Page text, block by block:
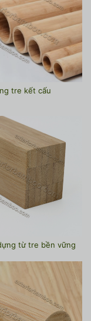
tre kết cấu
từ tre bền vững